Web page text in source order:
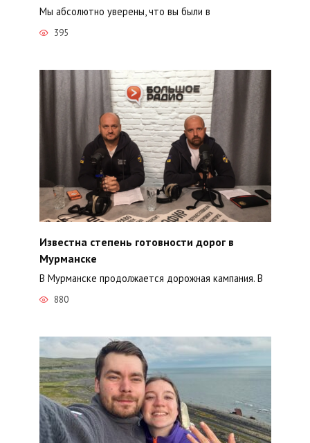
Мы абсолютно уверены, что вы были в
395
Известна степень готовности дорог в
Мурманске
В Мурманске продолжается дорожная кампания. В
880